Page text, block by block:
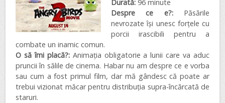
Durată: 96 minute
Despre ce e?:Păsările
nevrozate își unesc forțele cu
porcii irascibili pentru a
combate un inamic comun.
O să îmi placă?:Animația obligatorie a lunii care va aduc
pruncii în sălile de cinema. Habar nu am despre ce e vorba
sau cum a fost primul film, dar mă gândesc că poate ar
trebui vizionat măcar pentru distribuția supra-încărcată de
staruri.